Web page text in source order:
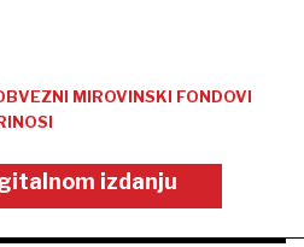
MIROVINSKI FONDOVI
izdanju